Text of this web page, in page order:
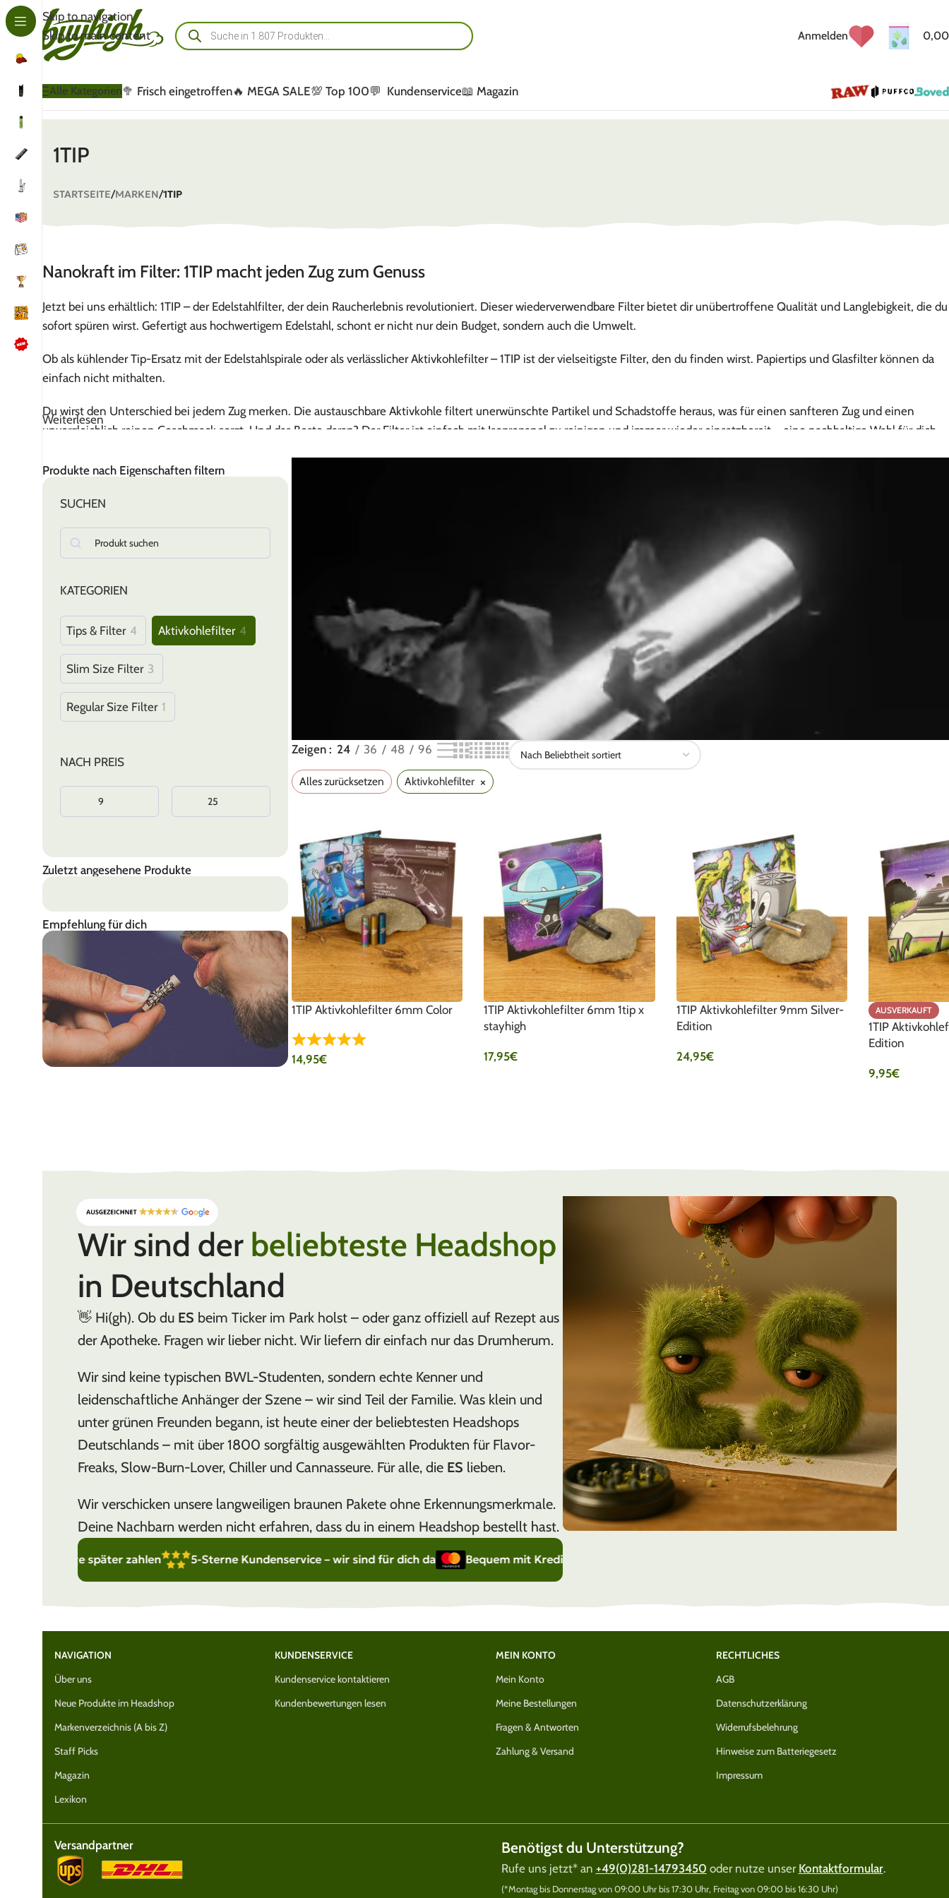
Skip to navigation
Skip to main content
Kundenbewertungen lesen
Schreib uns auf WhatsApp
🍪 Cookie-Einstellungen ändern
Anmelden 0,00
Alle Kategorien🥦 Frisch eingetroffen🔥 MEGA SALE💯 Top 100💬 Kundenservice📖 Magazin
1TIP
STARTSEITE/MARKEN/1TIP
Nanokraft im Filter: 1TIP macht jeden Zug zum Genuss
Jetzt bei uns erhältlich: 1TIP – der Edelstahlfilter, der dein Raucherlebnis revolutioniert. Dieser wiederverwendbare Filter bietet dir unübertroffene Qualität und Langlebigkeit, die du
sofort spüren wirst. Gefertigt aus hochwertigem Edelstahl, schont er nicht nur dein Budget, sondern auch die Umwelt.
Ob als kühlender Tip-Ersatz mit der Edelstahlspirale oder als verlässlicher Aktivkohlefilter – 1TIP ist der vielseitigste Filter, den du finden wirst. Papiertips und Glasfilter können da
einfach nicht mithalten.
Du wirst den Unterschied bei jedem Zug merken. Die austauschbare Aktivkohle filtert unerwünschte Partikel und Schadstoffe heraus, was für einen sanfteren Zug und einen
unvergleichlich reinen Geschmack sorgt. Und das Beste daran? Der Filter ist einfach mit Isopropanol zu reinigen und immer wieder einsatzbereit – eine nachhaltige Wahl für dich
Mit den 1TIP Nanomineral-Kristallen erreichst du das nächste Level deines Rauchgenusses: Die schwarzen Kugeln sorgen mit ihrer hohen Adsorptionskapazität dafür, dass
Schadstoffe wie Formaldehyd effektiv entfernt werden. Du kannst ein staubfreies Raucherlebnis genießen, bei dem die Filterwirkung gleichmäßig und langlebig bleibt.
1TIP ist mehr als nur ein Filter – es ist dein Schlüssel zu einem besseren, saubereren Raucherlebnis.
Weiterlesen
Produkte nach Eigenschaften filtern
SUCHEN
KATEGORIEN
Tips & Filter 4 Aktivkohlefilter 4
Slim Size Filter 3
Regular Size Filter 1
NACH PREIS
Zuletzt angesehene Produkte
Empfehlung für dich
Zeigen 24 36 48 96
Alles zurücksetzen Aktivkohlefilter ×
1TIP Aktivkohlefilter 6mm Color
14,95€
1TIP Aktivkohlefilter 6mm 1tip x
stayhigh
17,95€
1TIP Aktivkohlefilter 9mm Silver-
Edition
24,95€
AUSVERKAUFT
1TIP
Edition
9,95€
Wir sind der beliebteste Headshop
in Deutschland
👋 Hi(gh). Ob du ES beim Ticker im Park holst – oder ganz offiziell auf Rezept aus
der Apotheke. Fragen wir lieber nicht. Wir liefern dir einfach nur das Drumherum.
Wir sind keine typischen BWL-Studenten, sondern echte Kenner und
leidenschaftliche Anhänger der Szene – wir sind Teil der Familie. Was klein und
unter grünen Freunden begann, ist heute einer der beliebtesten Headshops
Deutschlands – mit über 1800 sorgfältig ausgewählten Produkten für Flavor-
Freaks, Slow-Burn-Lover, Chiller und Cannasseure. Für alle, die ES lieben.
Wir verschicken unsere langweiligen braunen Pakete ohne Erkennungsmerkmale.
Deine Nachbarn werden nicht erfahren, dass du in einem Headshop bestellt hast.
später zahlen 5-Sterne Kundenservice – wir sind für dich da Bequem mit Kreditkarte bezahlen (Visa / Mastercard)
NAVIGATION
Über uns
Neue Produkte im Headshop
Markenverzeichnis (A bis Z)
Staff Picks
Magazin
Lexikon
KUNDENSERVICE
Kundenservice kontaktieren
Kundenbewertungen lesen
MEIN KONTO
Mein Konto
Meine Bestellungen
Fragen & Antworten
Zahlung & Versand
RECHTLICHES
AGB
Datenschutzerklärung
Widerrufsbelehrung
Hinweise zum Batteriegesetz
Impressum
Versandpartner Benötigst du Unterstützung?
Rufe uns jetzt* an +49(0)281-14793450 oder nutze unser Kontaktformular.
(*Montag bis Donnerstag von 09:00 Uhr bis 17:30 Uhr, Freitag von 09:00 bis 16:30 Uhr)